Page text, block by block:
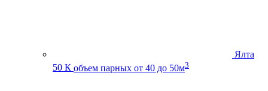
Ялта
50 К объем парных от 40 до 50м3